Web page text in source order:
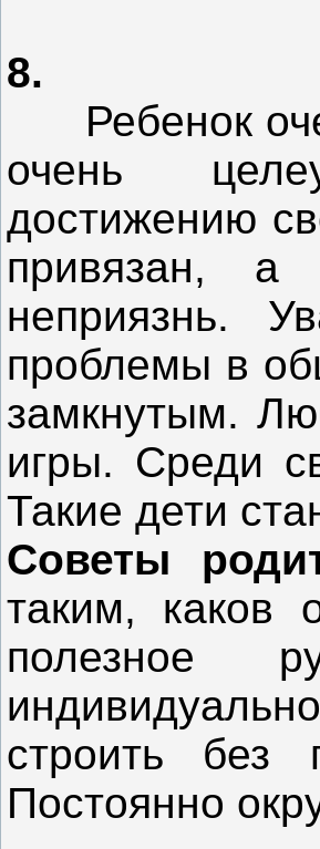
8.
Ребенок
очень
достижению
привязан,
неприязнь.
проблемы в
замкнутым.
игры. Среди
Такие дети
Советы
таким, каков
полезное
строить без
Постоянно